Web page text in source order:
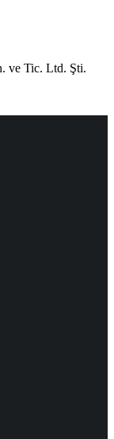
ve Tic. Ltd. Şti.